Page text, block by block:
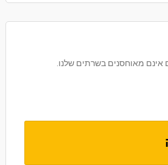
מאוחסנים בשרתים שלנו.